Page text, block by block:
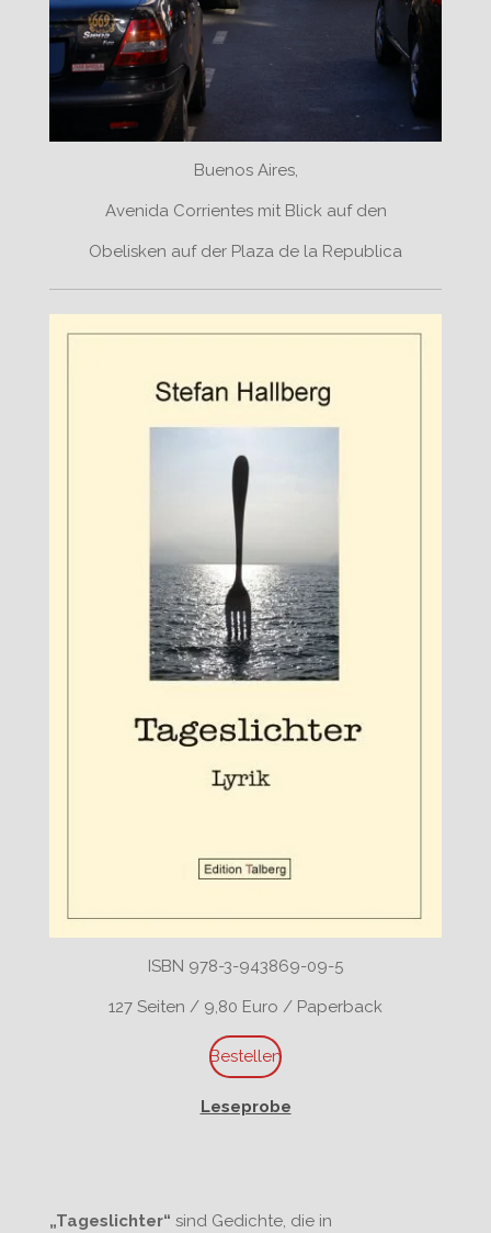
Buenos Aires,
Avenida Corrientes mit Blick auf den
Obelisken auf der Plaza de la Republica
ISBN 978-3-943869-09-5
127 Seiten / 9,80 Euro / Paperback
Bestellen
Leseprobe
„Tageslichter“ sind Gedichte, die in